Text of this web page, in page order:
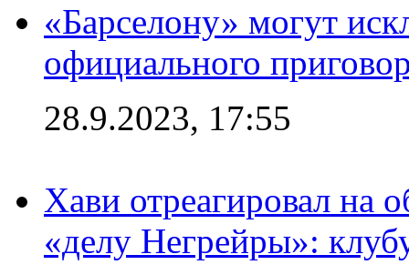
«Барселону» могут
официального
28.9.2023, 17:55
Хави отреагировал на
«делу Негрейры»: